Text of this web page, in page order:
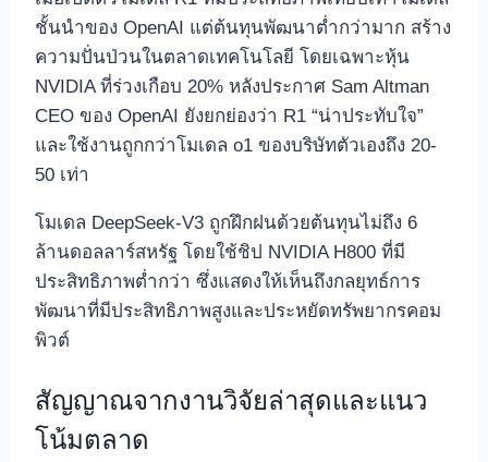
ชั้นนำของ OpenAI แต่ต้นทุนพัฒนาต่ำกว่ามาก สร้าง
ความปั่นป่วนในตลาดเทคโนโลยี โดยเฉพาะหุ้น
NVIDIA ที่ร่วงเกือบ 20% หลังประกาศ Sam Altman
CEO ของ OpenAI ยังยกย่องว่า R1 “น่าประทับใจ”
และใช้งานถูกกว่าโมเดล o1 ของบริษัทตัวเองถึง 20-
50 เท่า
โมเดล DeepSeek-V3 ถูกฝึกฝนด้วยต้นทุนไม่ถึง 6
ล้านดอลลาร์สหรัฐ โดยใช้ชิป NVIDIA H800 ที่มี
ประสิทธิภาพต่ำกว่า ซึ่งแสดงให้เห็นถึงกลยุทธ์การ
พัฒนาที่มีประสิทธิภาพสูงและประหยัดทรัพยากรคอม
พิวต์
สัญญาณจากงานวิจัยล่าสุดและแนว
โน้มตลาด